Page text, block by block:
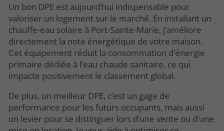
Un bon DPE est aujourd’hui indispensable pour
valoriser un logement sur le marché. En installant un
chauffe-eau solaire à Port-Sainte-Marie, j’améliore
directement la note énergétique de votre maison.
Cet équipement réduit la consommation d’énergie
primaire dédiée à l’eau chaude sanitaire, ce qui
impacte positivement le classement global.
De plus, un meilleur DPE, c’est un gage de
performance pour les futurs occupants, mais aussi
un levier pour se distinguer lors d’une vente ou d’une